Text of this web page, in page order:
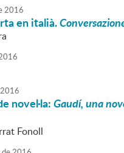
2016
en italià.
2016
novel·la:Gaudí, una
Fonoll